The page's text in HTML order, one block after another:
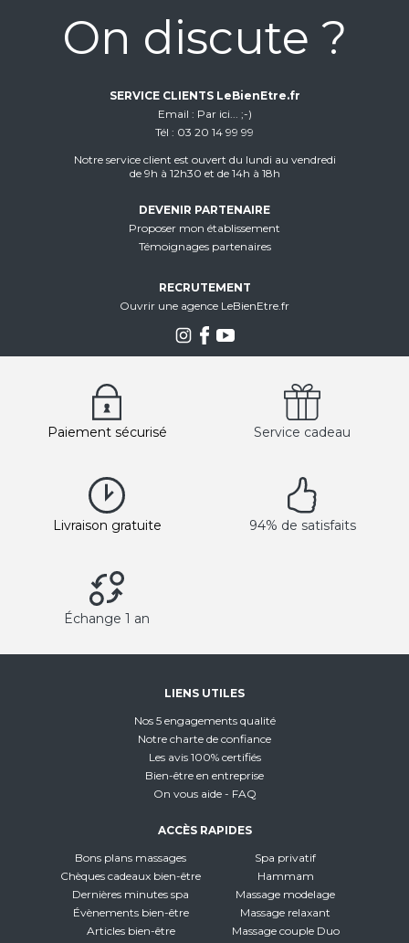
On discute ?
SERVICE CLIENTS LeBienEtre.fr
Email
Par ici... ;-)
Tél
03 20 14 99 99
Notre service client est ouvert du lundi au vendredi
de 9h à 12h30 et de 14h à 18h
DEVENIR PARTENAIRE
Proposer mon établissement
Témoignages partenaires
RECRUTEMENT
Ouvrir une agence LeBienEtre.fr
Paiement sécurisé Service cadeau
Livraison gratuite 94% de satisfaits
Échange 1 an
LIENS UTILES
Nos 5 engagements qualité
Notre charte de confiance
Les avis 100% certifiés
Bien-être en entreprise
On vous aide - FAQ
ACCÈS RAPIDES
Bons plans massages
Chèques cadeaux bien-être
Dernières minutes spa
Évènements bien-être
Articles bien-être
Spa privatif
Hammam
Massage modelage
Massage relaxant
Massage couple Duo